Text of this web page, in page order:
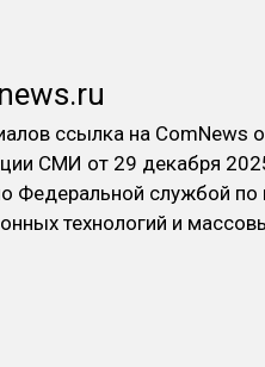
ссылка на ComNews
СМИ от 29 декабря
службой по
технологий и